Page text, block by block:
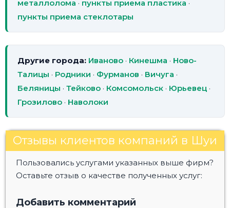
металлолома · пункты приема пластика ·
пункты приема стеклотары
Другие города: Иваново · Кинешма · Ново-
Талицы · Родники · Фурманов · Вичуга ·
Беляницы · Тейково · Комсомольск · Юрьевец ·
Грозилово · Наволоки
Отзывы клиентов компаний в Шуи
Пользовались услугами указанных выше фирм?
Оставьте отзыв о качестве полученных услуг:
Добавить комментарий